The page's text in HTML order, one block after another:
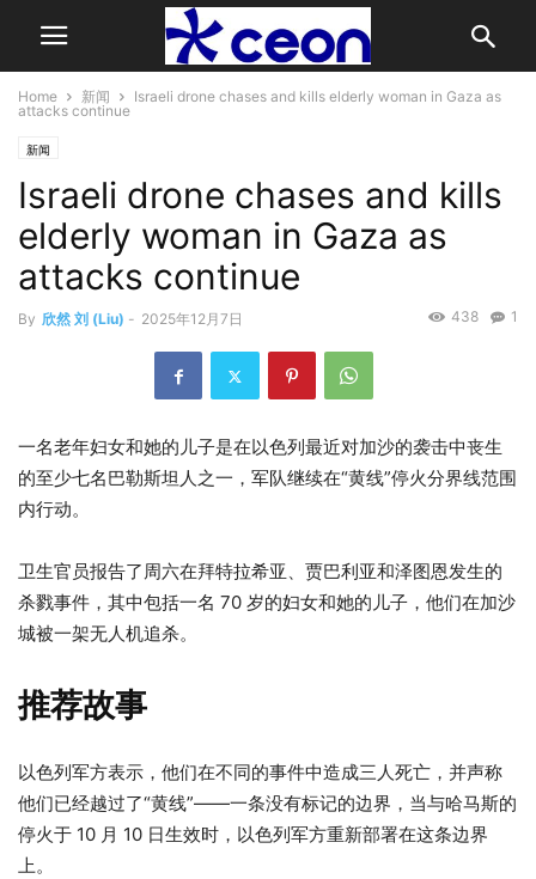
Home 新闻
Israeli drone chases and kills elderly woman in Gaza as
attacks continue
新闻
Israeli drone chases and kills
elderly woman in Gaza as
attacks continue
By 欣然 刘 (Liu) - 2025年12月7日 1
438
一名老年妇女和她的儿子是在以色列最近对加沙的袭击中丧生
的至少七名巴勒斯坦人之一，军队继续在“黄线”停火分界线范围
内行动。
卫生官员报告了周六在拜特拉希亚、贾巴利亚和泽图恩发生的
杀戮事件，其中包括一名 70 岁的妇女和她的儿子，他们在加沙
城被一架无人机追杀。
推荐故事
3
项
清
单
列
表
末
尾
以色列军方表示，他们在不同的事件中造成三人死亡，并声称
他们已经越过了“黄线”——一条没有标记的边界，当与哈马斯的
停火于 10 月 10 日生效时，以色列军方重新部署在这条边界
上。